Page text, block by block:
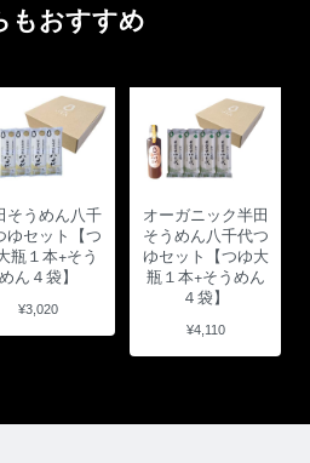
もおすすめ
そうめん八千
ゆセット【つ
瓶１本+そう
めん４袋】
¥3,020
オーガニック半田
そうめん八千代つ
ゆセット【つゆ大
瓶１本+そうめん
４袋】
¥4,110